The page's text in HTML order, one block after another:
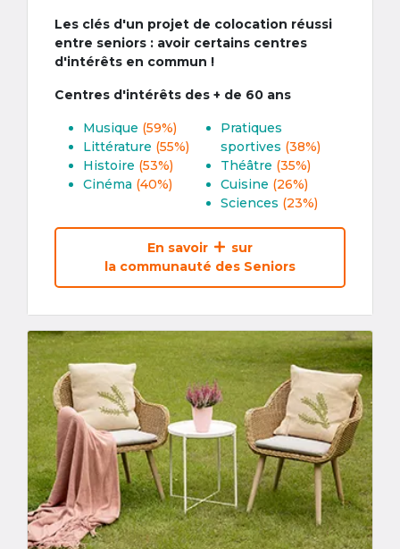
Les clés d'un projet de colocation réussi
entre seniors : avoir certains centres
d'intérêts en commun !
Centres d'intérêts des + de 60 ans
Musique (59%)
Littérature (55%)
Histoire (53%)
Cinéma (40%)
Pratiques
sportives (38%)
Théâtre (35%)
Cuisine (26%)
Sciences (23%)
En savoir
sur
la communauté des Seniors